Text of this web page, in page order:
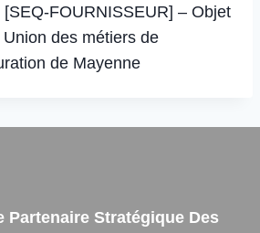
FOURNISSEUR] – Objet
Union des métiers de
de Mayenne
Partenaire Stratégique Des